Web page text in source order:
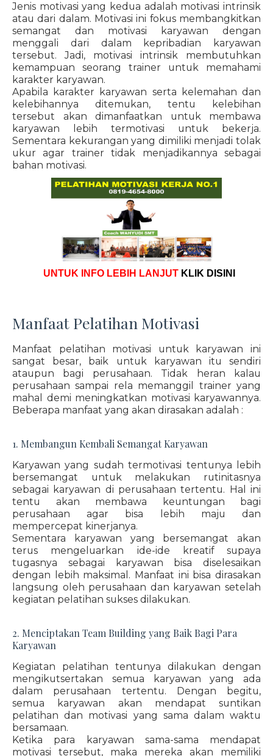
Jenis motivasi yang kedua adalah motivasi intrinsik
atau dari dalam. Motivasi ini fokus membangkitkan
semangat dan motivasi karyawan dengan
menggali dari dalam kepribadian karyawan
tersebut. Jadi, motivasi intrinsik membutuhkan
kemampuan seorang trainer untuk memahami
karakter karyawan.
Apabila karakter karyawan serta kelemahan dan
kelebihannya ditemukan, tentu kelebihan
tersebut akan dimanfaatkan untuk membawa
karyawan lebih termotivasi untuk bekerja.
Sementara kekurangan yang dimiliki menjadi tolak
ukur agar trainer tidak menjadikannya sebagai
bahan motivasi.
UNTUK INFO LEBIH LANJUT KLIK DISINI
Manfaat Pelatihan Motivasi
Manfaat pelatihan motivasi untuk karyawan ini
sangat besar, baik untuk karyawan itu sendiri
ataupun bagi perusahaan. Tidak heran kalau
perusahaan sampai rela memanggil trainer yang
mahal demi meningkatkan motivasi karyawannya.
Beberapa manfaat yang akan dirasakan adalah :
1. Membangun Kembali Semangat Karyawan
Karyawan yang sudah termotivasi tentunya lebih
bersemangat untuk melakukan rutinitasnya
sebagai karyawan di perusahaan tertentu. Hal ini
tentu akan membawa keuntungan bagi
perusahaan agar bisa lebih maju dan
mempercepat kinerjanya.
Sementara karyawan yang bersemangat akan
terus mengeluarkan ide-ide kreatif supaya
tugasnya sebagai karyawan bisa diselesaikan
dengan lebih maksimal. Manfaat ini bisa dirasakan
langsung oleh perusahaan dan karyawan setelah
kegiatan pelatihan sukses dilakukan.
2. Menciptakan Team Building yang Baik Bagi Para
Karyawan
Kegiatan pelatihan tentunya dilakukan dengan
mengikutsertakan semua karyawan yang ada
dalam perusahaan tertentu. Dengan begitu,
semua karyawan akan mendapat suntikan
pelatihan dan motivasi yang sama dalam waktu
bersamaan.
Ketika para karyawan sama-sama mendapat
motivasi tersebut, maka mereka akan memiliki